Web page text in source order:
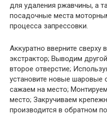
для удаления ржавчины, а
посадочные места
процесса запрессовки.
Аккуратно вверните сверху
экстрактор; Выводим
второе отверстие;
установите новые шаровые
сажаем на место;
место; Закручиваем
производится в обратном